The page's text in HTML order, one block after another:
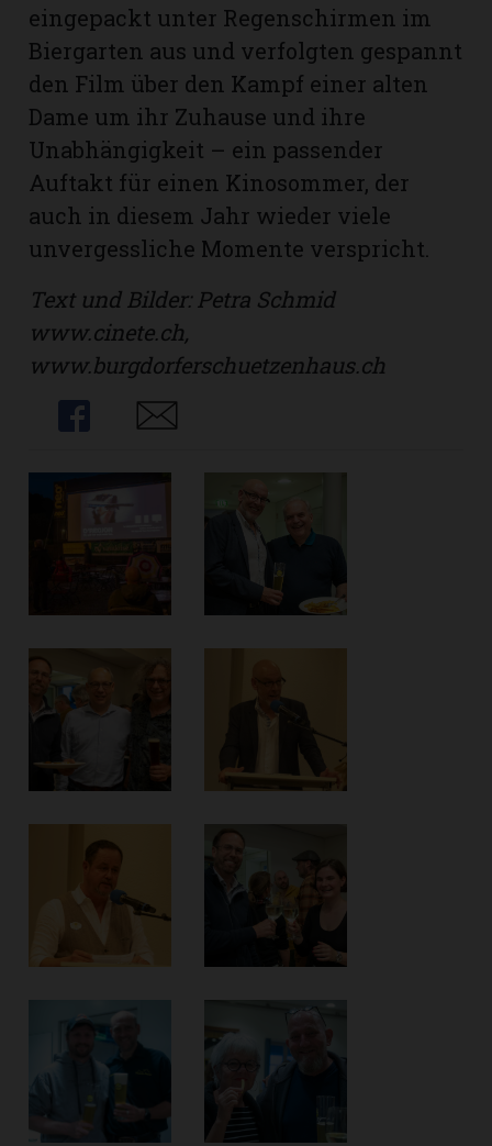
eingepackt unter Regenschirmen im
Biergarten aus und verfolgten gespannt
den Film über den Kampf einer alten
Dame um ihr Zuhause und ihre
Unabhängigkeit – ein passender
Auftakt für einen Kinosommer, der
auch in diesem Jahr wieder viele
unvergessliche Momente verspricht.
Text und Bilder: Petra Schmid
www.cinete.ch,
www.burgdorferschuetzenhaus.ch
Share
Share